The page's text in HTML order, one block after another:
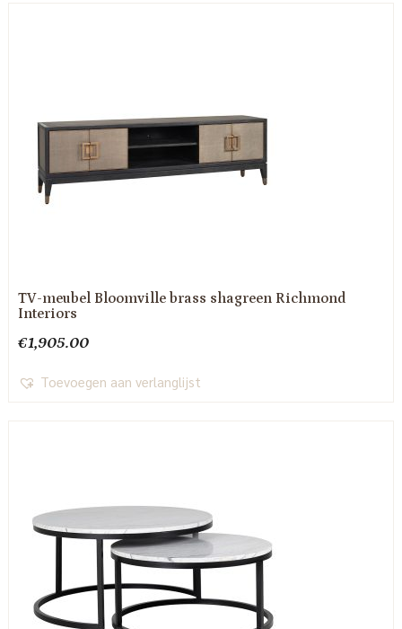
TV-meubel Bloomville brass shagreen Richmond
Interiors
€1,905.00
Toevoegen aan verlanglijst